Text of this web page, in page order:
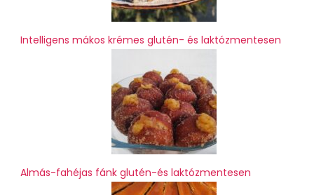
Intelligens mákos krémes glutén- és laktózmentesen
Almás-fahéjas fánk glutén-és laktózmentesen